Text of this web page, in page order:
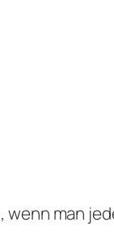
wenn man